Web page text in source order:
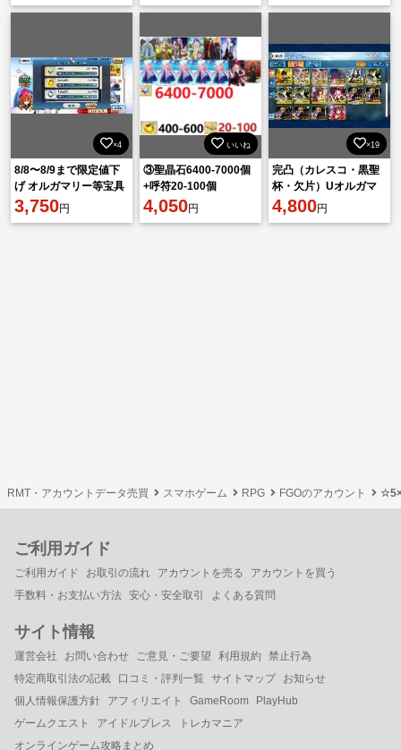
×4
8/8〜8/9まで限定値下
げ オルガマリー等宝具
5 黒聖杯4 聖晶石1000↑
福袋等全て残ってます
3,750円
いいね
③聖晶石6400-7000個
+呼符20-100個
4,050円
×19
完凸（カレスコ・黒聖
杯・欠片）Uオルガマ
リー、宝具5スペースエ
4,800円
RMT・アカウントデータ売買 スマホゲーム RPG FGOのアカウント
ご利用ガイド
ご利用ガイド お取引の流れ アカウントを売る
アカウントを買う
手数料・お支払い方法 安心・安全取引 よくある質問
サイト情報
運営会社 お問い合わせ ご意見・ご要望 利用規約
禁止行為
特定商取引法の記載
口コミ・評判一覧 サイトマップ
お知らせ
個人情報保護方針
アフィリエイト GameRoom
PlayHub
ゲームクエスト
アイドルプレス
トレカマニア
オンラインゲーム攻略まとめ